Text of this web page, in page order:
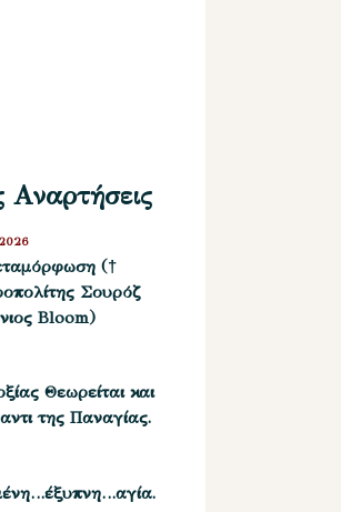
(†
Σουρόζ
Bloom)
Θεωρείται και
της Παναγίας.